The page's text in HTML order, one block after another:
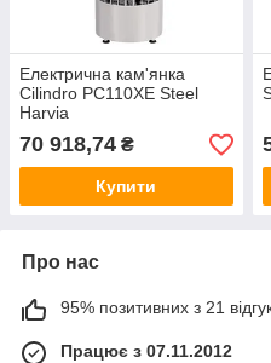
Електрична кам'янка
Cilindro PC110XE Steel
Harvia
70 918,74 ₴
Купити
Про нас
95% позитивних з 21
Працює з 07.11.2012